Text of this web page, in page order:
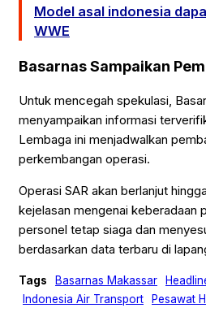
Model asal indonesia
WWE
Basarnas Sampaikan
Untuk mencegah spekulasi,
menyampaikan informasi
Lembaga ini menjadwalkan
perkembangan operasi.
Operasi SAR akan berlanjut
kejelasan mengenai keberadaan
personel tetap siaga dan
berdasarkan data terbaru di
Tags Basarnas Makassar
Indonesia Air Transport
Pesawat